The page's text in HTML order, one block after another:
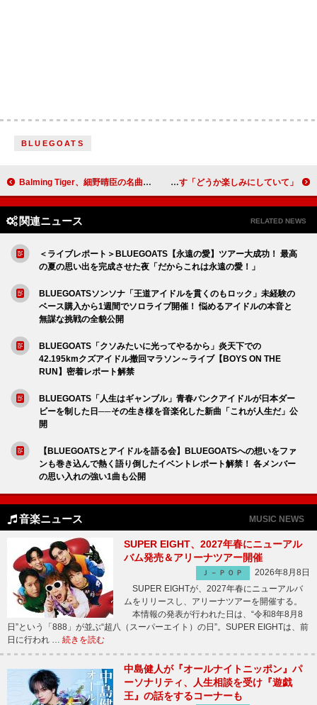
BLUEGOATS
Balming Tiger、細野晴臣の名曲「熱帯夜」公式リイマジンド・トラックを発表 RM、BTSの新しい音楽は“本当にうまく仕上がっている”と明かす「どうか楽しみにしていて」
関連ニュース RELATED NEWS
＜ライブレポート＞BLUEGOATS【永遠の愛】ツアー大成功！ 最高
の夏の思い出を完成させた夜「だからこれは永遠の愛！」
BLUEGOATSソンソナ「王道アイドルを貫くのもロック」未経験の
ベース購入から1週間でソロライブ開催！ 悩めるアイドルの本音と
無謀な挑戦の全貌公開
BLUEGOATS「クソみたいに光ってやるから」炎天下での
42.195kmクズアイドル撤回マラソン～ライブ【BOYS ON THE
RUN】密着レポート解禁
BLUEGOATS「人生はギャンブル」青春パンクアイドルが日本ダー
ビーを制した日──その生き様を音楽化した新曲「これが人生だ」公
開
【BLUEGOATSとアイドルを語る会】BLUEGOATSへの想いをファ
ンも巻き込んで熱く語り倒したイベントレポート解禁！ 各メンバー
の思い入れの強い1曲も公開
音楽ニュース MUSIC NEWS
SUPER EIGHT、2027年春にニューアル
バム発売＆アリーナツアー開催
Ｊ－ＰＯＰ
2026年8月8日
SUPER EIGHTが、2027年春にニューアルバ
ムをリリースし、アリーナツアーを開催する。
本情報の発表が行われた日は、“令和8年8月8
日”という「888」が並ぶ“超八（スーパーエイト）の日”。SUPER EIGHTは、前
日に行われ … 続きを読む
中島健人が『オールナイトニッポン』パ
ーソナリティ、人生相談を受け『遊戯
王』の話をするコーナーも